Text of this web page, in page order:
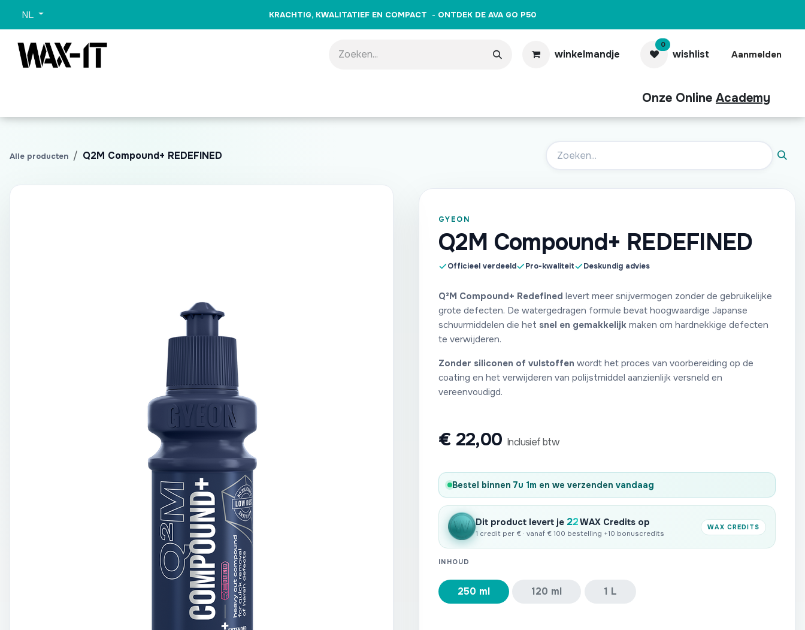
NL KRACHTIG, KWALITATIEF EN COMPACT - ONTDEK DE AVA GO P50
winkelmandje
0
wishlist Aanmelden
Pro
Onze Online Academy
Alle producten Q2M Compound+ REDEFINED
GYEON
Q2M Compound+ REDEFINED
Officieel verdeeld Pro-kwaliteit Deskundig advies
Q²M Compound+ Redefined levert meer snijvermogen zonder de gebruikelijke
grote defecten. De watergedragen formule bevat hoogwaardige Japanse
schuurmiddelen die het snel en gemakkelijkmaken om hardnekkige defecten
te verwijderen.
Zonder siliconen of vulstoffen wordt het proces van voorbereiding op de
coating en het verwijderen van polijstmiddel aanzienlijk versneld en
vereenvoudigd.
€ 22,00 Inclusief btw
Bestel binnen 7u 1m en we verzenden vandaag
Dit product levert je 22WAX Credits op
1 credit per € · vanaf € 100 bestelling +10 bonuscredits
WAX CREDITS
INHOUD
250 ml 120 ml 1 L